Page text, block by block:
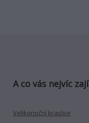
A co vás nejvíc
Velikonoční kraslice